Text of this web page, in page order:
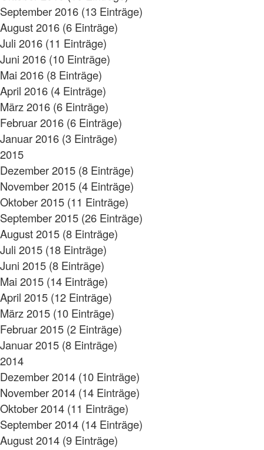
September 2016 (13 Einträge)
August 2016 (6 Einträge)
Juli 2016 (11 Einträge)
Juni 2016 (10 Einträge)
Mai 2016 (8 Einträge)
April 2016 (4 Einträge)
März 2016 (6 Einträge)
Februar 2016 (6 Einträge)
Januar 2016 (3 Einträge)
2015
Dezember 2015 (8 Einträge)
November 2015 (4 Einträge)
Oktober 2015 (11 Einträge)
September 2015 (26 Einträge)
August 2015 (8 Einträge)
Juli 2015 (18 Einträge)
Juni 2015 (8 Einträge)
Mai 2015 (14 Einträge)
April 2015 (12 Einträge)
März 2015 (10 Einträge)
Februar 2015 (2 Einträge)
Januar 2015 (8 Einträge)
2014
Dezember 2014 (10 Einträge)
November 2014 (14 Einträge)
Oktober 2014 (11 Einträge)
September 2014 (14 Einträge)
August 2014 (9 Einträge)